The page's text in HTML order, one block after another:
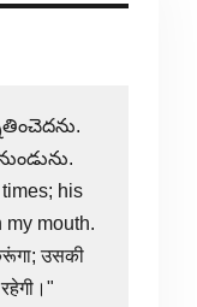
his
mouth.
उसकी